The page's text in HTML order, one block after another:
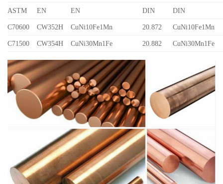
ASTM EN EN DIN DIN
C70600 CW352H CuNi10Fe1Mn 20.872 CuNi10Fe1Mn
C71500 CW354H CuNi30Mn1Fe 20.882 CuNi30Mn1Fe